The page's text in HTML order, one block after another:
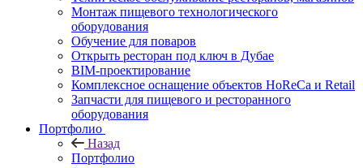
Монтаж пищевого технологического
оборудования
Обучение для поваров
Открыть ресторан под ключ в Дубае
BIM-проектирование
Комплексное оснащение объектов HoReCa и Retail
Запчасти для пищевого и ресторанного
оборудования
Портфолио
Назад
Портфолио